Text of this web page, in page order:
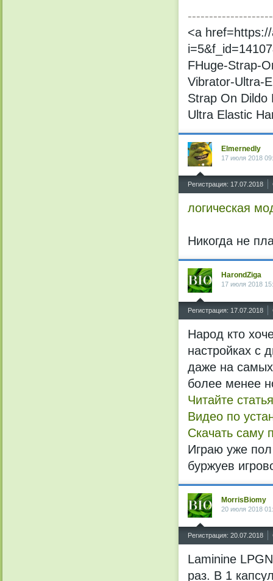
--------------------
<a
FHuge-Strap-
Vibrator-Ultra-
Strap On Dildo
Ultra Elastic
Elmernedly
17 июля 2018
Регистрация: 17.07.2018
логическая
Никогда не
HarondZiga
17 июля 2018
Регистрация: 17.07.2018
Народ кто
настройках с
даже на
более менее
Читайте
Видео по
Скачать саму
Играю уже пол
буржуев
MorrisBiomy
20 июля 2018
Регистрация: 20.07.2018
Laminine
раз. В 1